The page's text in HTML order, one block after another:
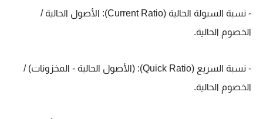
- نسبة السيولة الحالية (Current Ratio): الأصول الحالية /
الخصوم الحالية.
- نسبة السريع (Quick Ratio): (الأصول الحالية - المخزونات) /
الخصوم الحالية.